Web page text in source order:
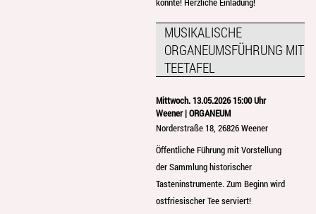
MUSIKALISCHE
ORGANEUMSFÜHRUNG MIT
TEETAFEL
Mittwoch. 13.05.2026 15:00 Uhr
Weener | ORGANEUM
Norderstraße 18, 26826 Weener
Öffentliche Führung mit Vorstellung
der Sammlung historischer
Tasteninstrumente. Zum Beginn wird
ostfriesischer Tee serviert!